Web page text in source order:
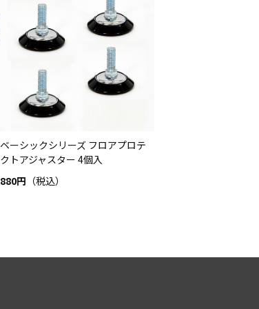
ベーシックシリーズ フロアプロテ
クトアジャスター 4個入
880円 （税込）